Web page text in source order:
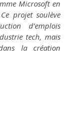
Microsoft en
projet soulève
d’emplois
tech, mais
la création